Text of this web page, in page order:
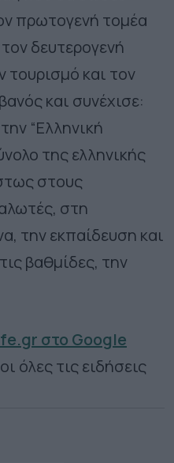
πρωτογενή τομέα
δευτερογενή
τουρισμό και τον
και συνέχισε:
“Ελληνική
της ελληνικής
στους
στη
την εκπαίδευση και
βαθμίδες, την
στο Google
όλες τις ειδήσεις